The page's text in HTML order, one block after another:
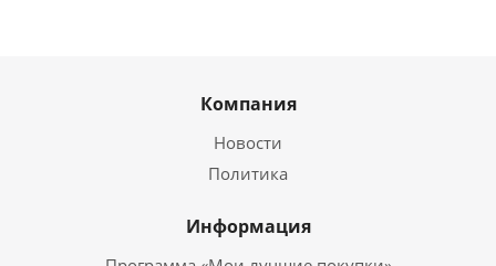
Компания
Новости
Политика
Информация